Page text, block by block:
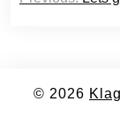
pro
© 2026